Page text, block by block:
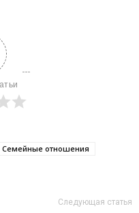
Семейные отношения
Следующая статья